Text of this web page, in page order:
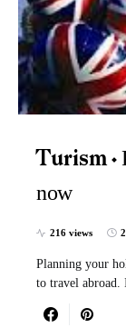
Turism
now
216 views
Planning your
to travel